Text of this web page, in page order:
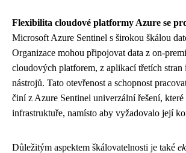
Flexibilita cloudové platformy Azure se
Microsoft Azure Sentinel s širokou škálou
Organizace mohou připojovat data z on-
cloudových platforem, z aplikací třetích stran
nástrojů. Tato otevřenost a schopnost
činí z Azure Sentinel univerzální řešení,
infrastruktuře, namísto aby vyžadovalo její
Důležitým aspektem škálovatelnosti je také